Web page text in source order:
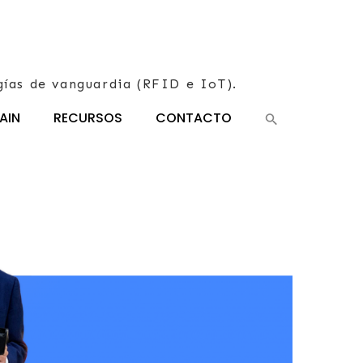
de vanguardia (RFID e IoT).
RECURSOS CONTACTO